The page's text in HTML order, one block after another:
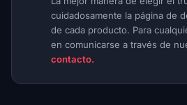
cuidadosamente la página de
de cada producto. Para
en comunicarse a través de
contacto.